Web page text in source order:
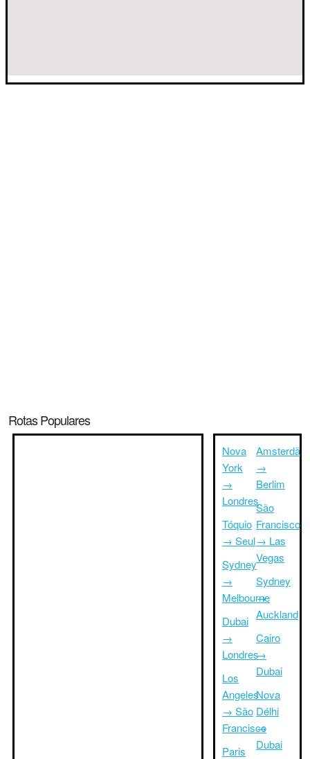
Rotas Populares
Nova
York
→
Londres
Tóquio
→ Seul
Sydney
→
Melbourne
Dubai
→
Londres
Los
Angeles
→ São
Francisco
Paris
Amsterdã
→
Berlim
São
Francisco
→ Las
Vegas
Sydney
→
Auckland
Cairo
→
Dubai
Nova
Délhi
→
Dubai